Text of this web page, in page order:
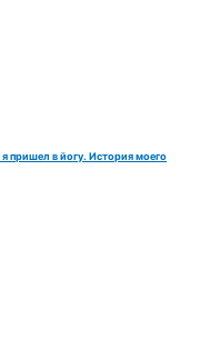
пришел в йогу. История моего